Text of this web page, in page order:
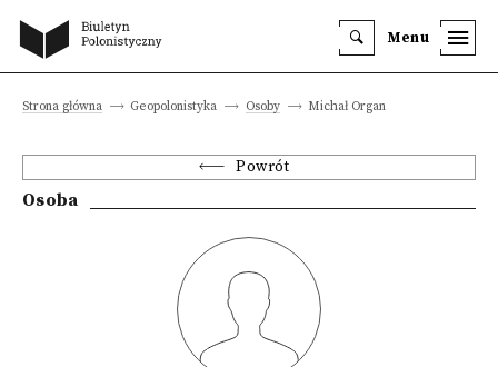
Menu
Strona główna Geopolonistyka Osoby Michał Organ
Powrót
Osoba